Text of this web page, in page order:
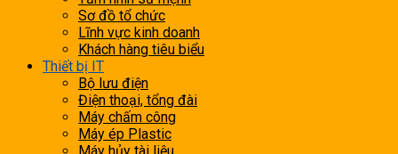
Sơ đồ tổ chức
Lĩnh vực kinh doanh
Khách hàng tiêu biểu
Thiết bị IT
Bộ lưu điện
Điện thoại, tổng đài
Máy chấm công
Máy ép Plastic